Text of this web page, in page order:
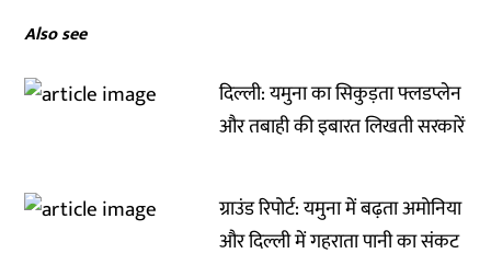
Also see
दिल्ली: यमुना का सिकुड़ता फ्लडप्लेन
और तबाही की इबारत लिखती सरकारें
ग्राउंड रिपोर्ट: यमुना में बढ़ता अमोनिया
और दिल्ली में गहराता पानी का संकट